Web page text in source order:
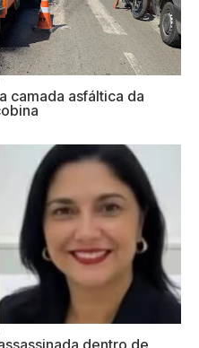
camada asfáltica da
dentro de